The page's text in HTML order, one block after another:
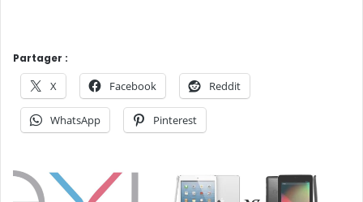
Partager :
X Facebook Reddit
WhatsApp Pinterest